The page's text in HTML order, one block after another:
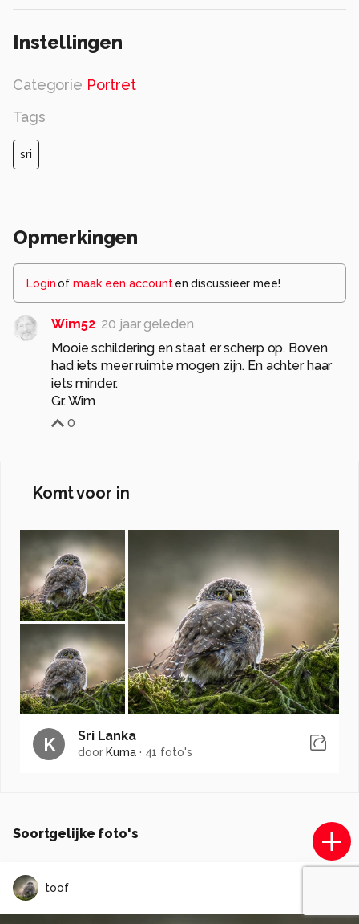
Een lange klim moeten maken voor deze foto.
Alle rechten voorbehouden
Instellingen
Categorie Portret
Tags
sri
Opmerkingen
Loginof maak een account en discussieer mee!
Wim52 20 jaar geleden
Mooie schildering en staat er scherp op. Boven
had iets meer ruimte mogen zijn. En achter haar
iets minder.
Gr. Wim
0
Komt voor in
K Sri Lanka
door Kuma· 41 foto's
Soortgelijke foto's
toof